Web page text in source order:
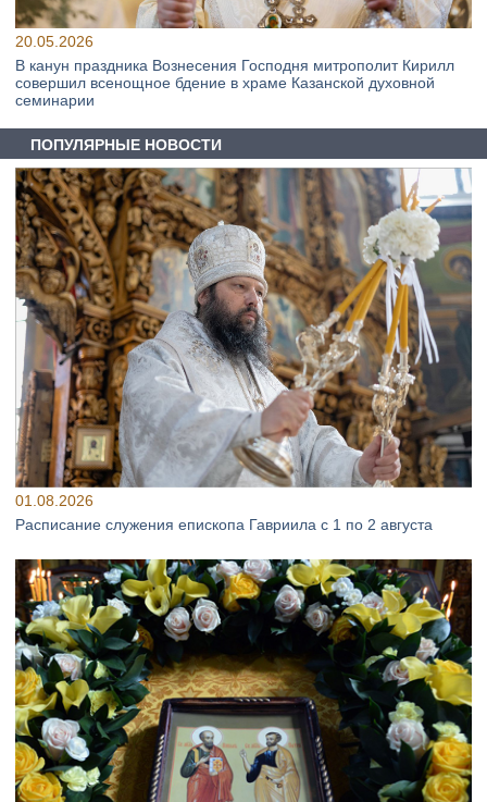
20.05.2026
В канун праздника Вознесения Господня митрополит Кирилл
совершил всенощное бдение в храме Казанской духовной
семинарии
ПОПУЛЯРНЫЕ НОВОСТИ
01.08.2026
Расписание служения епископа Гавриила с 1 по 2 августа